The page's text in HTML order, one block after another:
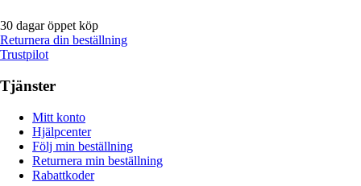
30 dagar öppet köp
Returnera din beställning
Trustpilot
Tjänster
Mitt konto
Hjälpcenter
Följ min beställning
Returnera min beställning
Rabattkoder